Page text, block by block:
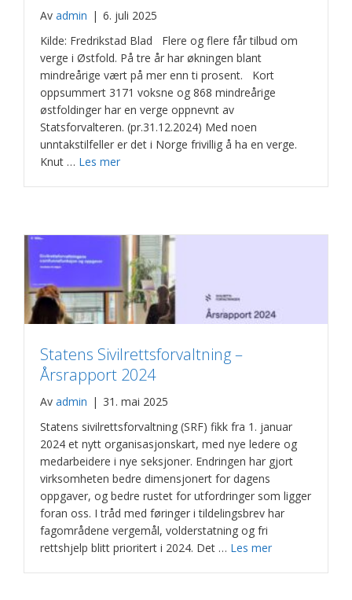
Av admin | 6. juli 2025
Kilde: Fredrikstad Blad Flere og flere får tilbud om
verge i Østfold. På tre år har økningen blant
mindreårige vært på mer enn ti prosent. Kort
oppsummert 3171 voksne og 868 mindreårige
østfoldinger har en verge oppnevnt av
Statsforvalteren. (pr.31.12.2024) Med noen
unntakstilfeller er det i Norge frivillig å ha en verge.
Knut … Les mer
Statens Sivilrettsforvaltning –
Årsrapport 2024
Av admin | 31. mai 2025
Statens sivilrettsforvaltning (SRF) fikk fra 1. januar
2024 et nytt organisasjonskart, med nye ledere og
medarbeidere i nye seksjoner. Endringen har gjort
virksomheten bedre dimensjonert for dagens
oppgaver, og bedre rustet for utfordringer som ligger
foran oss. I tråd med føringer i tildelingsbrev har
fagområdene vergemål, volderstatning og fri
rettshjelp blitt prioritert i 2024. Det … Les mer